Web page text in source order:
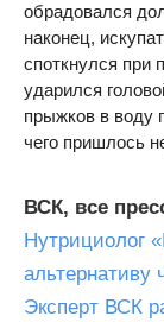
обрадовался
наконец,
споткнулся при
ударился
прыжков в воду
чего пришлось
ВСК, все
Нутрициолог
альтернативу
Эксперт ВСК